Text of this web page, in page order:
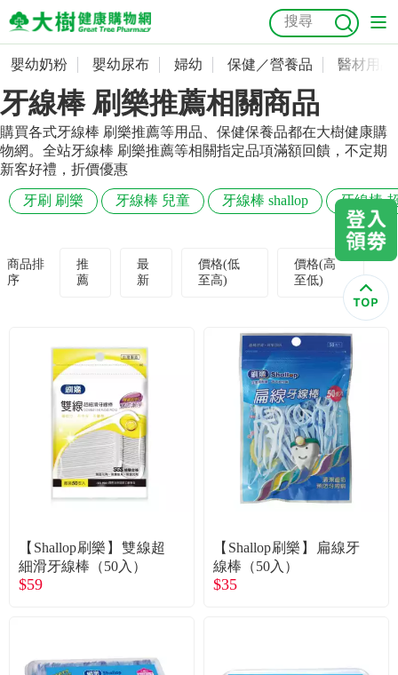
嬰幼奶粉
嬰幼尿布
婦幼
保健／營養品
醫材用品
美容／個人清潔
食品／健康食補
優惠活動
抗菌 尿布 大樹獨家 益生菌 魚油 幼兒米餅 貓砂
奶瓶奶嘴
會員資料及密碼修改
常用收件人清單
訂單查詢
收藏清單
紅利點數查詢
優惠券領取
優惠券查詢
嬰幼奶粉 嬰幼尿布 婦幼 保健／營養品 醫材用品
牙線棒 刷樂推薦相關商品
購買各式牙線棒 刷樂推薦等用品、保健保養品都在大樹健康購
物網。全站牙線棒 刷樂推薦等相關指定品項滿額回饋，不定期
新客好禮，折價優惠
牙刷 刷樂 牙線棒 兒童 牙線棒 shallop 牙線棒
商品排
序
推
薦
最
新
價格(低
至高)
價格(高
至低)
【Shallop刷樂】雙線超
細滑牙線棒（50入）
$59
【Shallop刷樂】扁線牙
線棒（50入）
$35